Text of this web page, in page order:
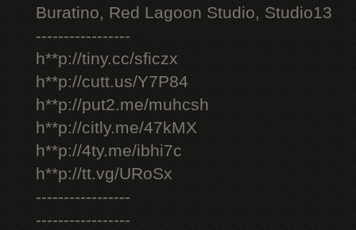
Buratino, Red Lagoon Studio, Studio13
-----------------
h**p://tiny.cc/sficzx
h**p://cutt.us/Y7P84
h**p://put2.me/muhcsh
h**p://citly.me/47kMX
h**p://4ty.me/ibhi7c
h**p://tt.vg/URoSx
-----------------
-----------------